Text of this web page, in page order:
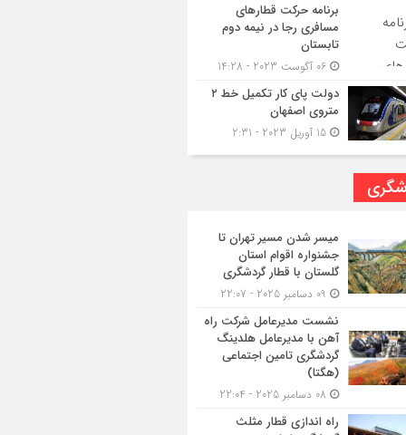
برنامه حرکت قطارهای
مسافری رجا در نیمه دوم
تابستان
دولت پای کار تکمیل خط ۲
متروی اصفهان
میسر شدن مسیر تهران تا
جشنواره اقوام استان
گلستان با قطار گردشگری
نشست مدیرعامل شرکت راه
آهن با مدیرعامل هلدینگ
گردشگری تامین اجتماعی
(هگتا)
راه اندازی قطار مثلث